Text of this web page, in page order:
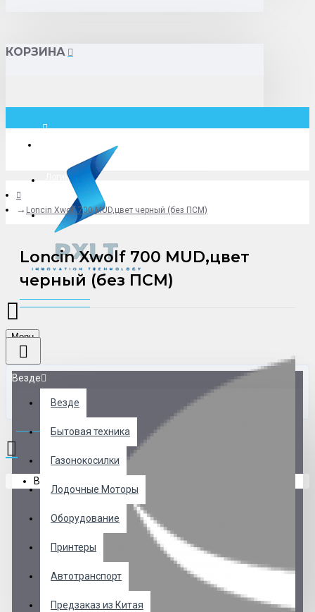
КОРЗИНА
Логин
+79775619766
Menu
Везде
Везде
Бытовая техника
Газонокосилки
Лодочные Моторы
Оборудование
Принтеры
Автотранспорт
Предзаказ из Китая
0 товар(ов) - 0 р.
В корзине пусто!
Loncin Xwolf 700 MUD,цвет черный (без ПСМ)
Loncin Xwolf 700 MUD,цвет
черный (без ПСМ)